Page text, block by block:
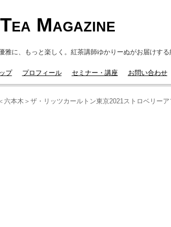
Tea Magazine
雅に、もっと楽しく。紅茶講師ゆかりーぬがお届けす
プ プロフィール セミナー・講座 お問い合わせ
六本木＞ザ・リッツカールトン東京2021ストロベリー